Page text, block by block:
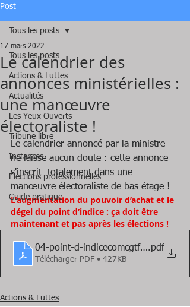
Post
Tous les posts
Actions & Luttes
Actualités
Les Yeux Ouverts
Tribune libre
Instances
Elections professionnelles
Guide pratique
Tous les posts
Le calendrier des
annonces ministérielles :
une manœuvre
électoraliste !
17 mars 2022
Le calendrier annoncé par la ministre
ne laisse aucun doute : cette annonce
s'inscrit  totalement dans une
manœuvre électoraliste de bas étage !
L'augmentation du pouvoir d’achat et le
dégel du point d’indice : ça doit être
maintenant et pas après les élections !
04-point-d- .pdf
Télécharger PDF • 427KB
Actions & Luttes